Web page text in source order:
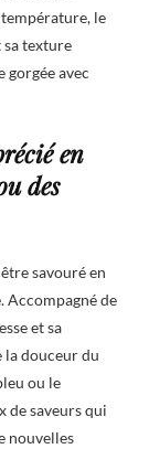
le
sa texture
gorgée avec
en
des
savouré en
Accompagné de
et sa
la douceur du
ou le
de saveurs qui
nouvelles